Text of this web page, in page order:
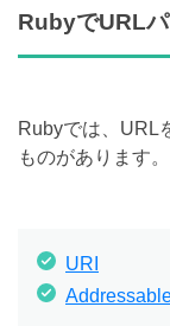
RubyでURL
Rubyでは、URL
ものがあります。
URI